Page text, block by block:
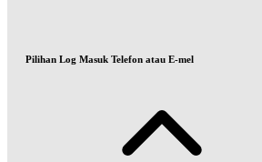
Pilihan Log Masuk Telefon atau E-mel